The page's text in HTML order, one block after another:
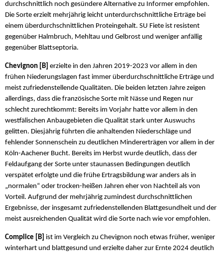
durchschnittlich noch gesündere Alternative zu Informer empfohlen.
Die Sorte erzielt mehrjährig leicht unterdurchschnittliche Erträge bei
einem überdurchschnittlichen Proteingehalt. SU Fiete ist resistent
gegenüber Halmbruch, Mehltau und Gelbrost und weniger anfällig
gegenüber Blattseptoria.
Chevignon [B] erzielte in den Jahren 2019-2023 vor allem in den
frühen Niederungslagen fast immer überdurchschnittliche Erträge und
meist zufriedenstellende Qualitäten. Die beiden letzten Jahre zeigen
allerdings, dass die französische Sorte mit Nässe und Regen nur
schlecht zurechtkommt: Bereits im Vorjahr hatte vor allem in den
westfälischen Anbaugebieten die Qualität stark unter Auswuchs
gelitten. Diesjährig führten die anhaltenden Niederschläge und
fehlender Sonnenschein zu deutlichen Mindererträgen vor allem in der
Köln-Aachener Bucht. Bereits im Herbst wurde deutlich, dass der
Feldaufgang der Sorte unter staunassen Bedingungen deutlich
verspätet erfolgte und die frühe Ertragsbildung war anders als in
„normalen“ oder trocken-heißen Jahren eher von Nachteil als von
Vorteil. Aufgrund der mehrjährig zumindest durchschnittlichen
Ergebnisse, der insgesamt zufriedenstellenden Blattgesundheit und der
meist ausreichenden Qualität wird die Sorte nach wie vor empfohlen.
Complice [B] ist im Vergleich zu Chevignon noch etwas früher, weniger
winterhart und blattgesund und erzielte daher zur Ernte 2024 deutlich